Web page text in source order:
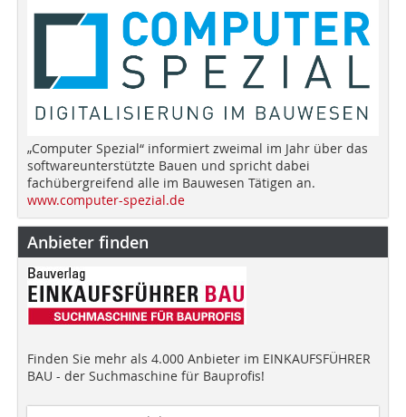
„Computer Spezial“ informiert zweimal im Jahr über das
softwareunterstützte Bauen und spricht dabei
fachübergreifend alle im Bauwesen Tätigen an.
www.computer-spezial.de
Anbieter finden
Finden Sie mehr als 4.000 Anbieter im EINKAUFSFÜHRER
BAU - der Suchmaschine für Bauprofis!